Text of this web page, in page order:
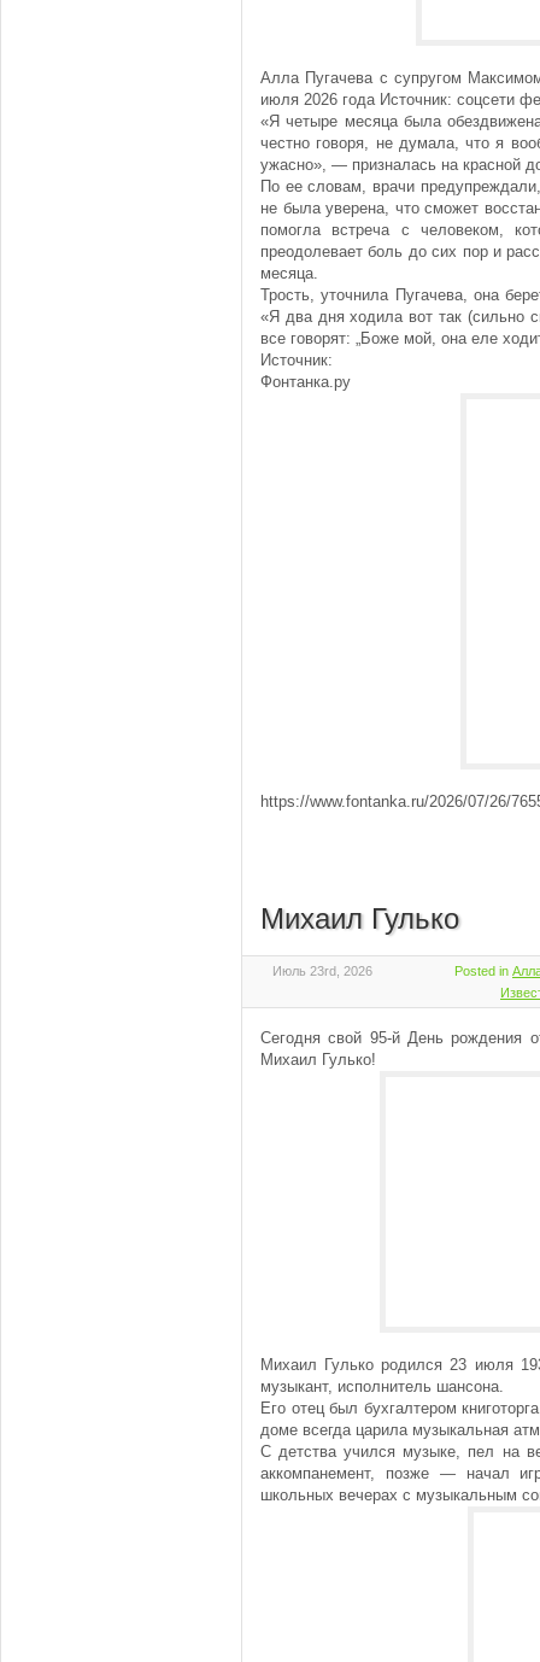
Алла Пугачева с супругом
июля 2026 года Источник: соцсети
«Я четыре месяца была
честно говоря, не думала, что я
ужасно», — призналась на красной
По ее словам, врачи
не была уверена, что сможет
помогла встреча с человеком,
преодолевает боль до сих пор и
месяца.
Трость, уточнила Пугачева, она
«Я два дня ходила вот так (сильно
все говорят: „Боже мой, она еле
Источник:
Фонтанка.ру
https://www.fontanka.ru/2026/07/26/
Михаил Гулько
Июль 23rd, 2026 Posted in
Сегодня свой 95-й День рождения
Михаил Гулько!
Михаил Гулько родился 23 июля
музыкант, исполнитель шансона.
Его отец был бухгалтером
доме всегда царила музыкальная
С детства учился музыке, пел на
аккомпанемент, позже — начал
школьных вечерах с музыкальным